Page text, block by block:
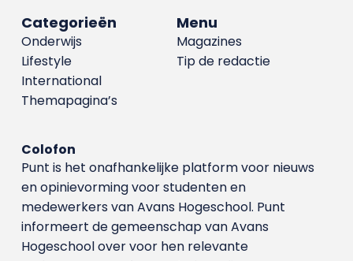
Menu
Magazines
Tip de redactie
Categorieën
Onderwijs
Lifestyle
International
Themapagina’s
Colofon
Punt is het onafhankelijke platform voor nieuws
en opinievorming voor studenten en
medewerkers van Avans Hoge­school. Punt
informeert de gemeenschap van Avans
Hogeschool over voor hen relevante